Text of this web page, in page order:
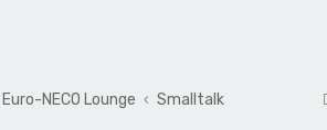
Euro-NECO Lounge Smalltalk